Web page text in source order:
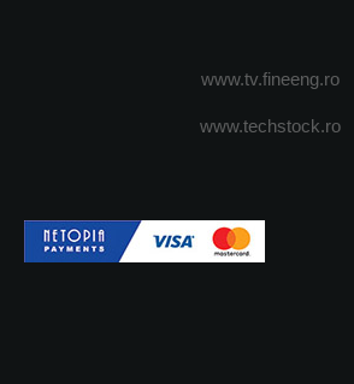
www.tv.fineeng.ro
www.techstock.ro